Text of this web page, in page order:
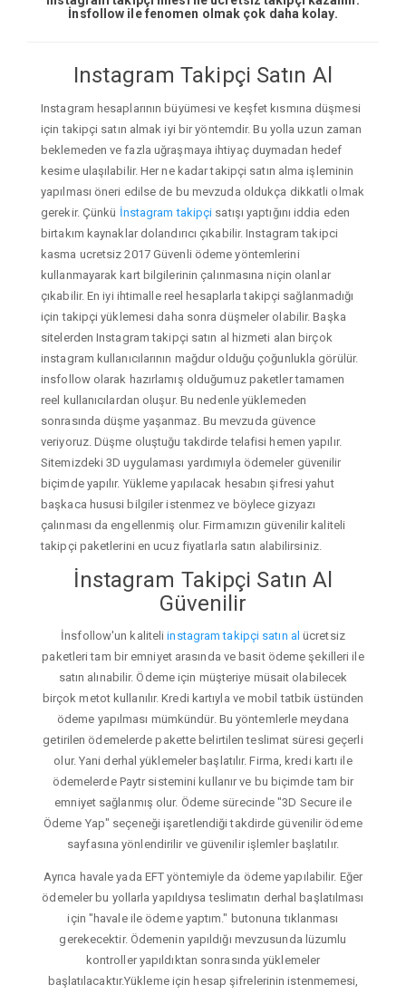
İnsfollow ile fenomen olmak çok daha kolay.
Instagram Takipçi Satın Al
Instagram hesaplarının büyümesi ve keşfet kısmına düşmesi
için takipçi satın almak iyi bir yöntemdir. Bu yolla uzun zaman
beklemeden ve fazla uğraşmaya ihtiyaç duymadan hedef
kesime ulaşılabilir. Her ne kadar takipçi satın alma işleminin
yapılması öneri edilse de bu mevzuda oldukça dikkatli olmak
gerekir. Çünkü İnstagram takipçi satışı yaptığını iddia eden
birtakım kaynaklar dolandırıcı çıkabilir. Instagram takipci
kasma ucretsiz 2017 Güvenli ödeme yöntemlerini
kullanmayarak kart bilgilerinin çalınmasına niçin olanlar
çıkabilir. En iyi ihtimalle reel hesaplarla takipçi sağlanmadığı
için takipçi yüklemesi daha sonra düşmeler olabilir. Başka
sitelerden Instagram takipçi satın al hizmeti alan birçok
instagram kullanıcılarının mağdur olduğu çoğunlukla görülür.
insfollow olarak hazırlamış olduğumuz paketler tamamen
reel kullanıcılardan oluşur. Bu nedenle yüklemeden
sonrasında düşme yaşanmaz. Bu mevzuda güvence
veriyoruz. Düşme oluştuğu takdirde telafisi hemen yapılır.
Sitemizdeki 3D uygulaması yardımıyla ödemeler güvenilir
biçimde yapılır. Yükleme yapılacak hesabın şifresi yahut
başkaca hususi bilgiler istenmez ve böylece gizyazı
çalınması da engellenmiş olur. Firmamızın güvenilir kaliteli
takipçi paketlerini en ucuz fiyatlarla satın alabilirsiniz.
İnstagram Takipçi Satın Al
Güvenilir
İnsfollow'un kaliteliinstagram takipçi satın al ücretsiz
paketleri tam bir emniyet arasında ve basit ödeme şekilleri ile
satın alınabilir. Ödeme için müşteriye müsait olabilecek
birçok metot kullanılır. Kredi kartıyla ve mobil tatbik üstünden
ödeme yapılması mümkündür. Bu yöntemlerle meydana
getirilen ödemelerde pakette belirtilen teslimat süresi geçerli
olur. Yani derhal yüklemeler başlatılır. Firma, kredi kartı ile
ödemelerde Paytr sistemini kullanır ve bu biçimde tam bir
emniyet sağlanmış olur. Ödeme sürecinde "3D Secure ile
Ödeme Yap" seçeneği işaretlendiği takdirde güvenilir ödeme
sayfasına yönlendirilir ve güvenilir işlemler başlatılır.
Ayrıca havale yada EFT yöntemiyle da ödeme yapılabilir. Eğer
ödemeler bu yollarla yapıldıysa teslimatın derhal başlatılması
için "havale ile ödeme yaptım." butonuna tıklanması
gerekecektir. Ödemenin yapıldığı mevzusunda lüzumlu
kontroller yapıldıktan sonrasında yüklemeler
başlatılacaktır.Yükleme için hesap şifrelerinin istenmemesi,